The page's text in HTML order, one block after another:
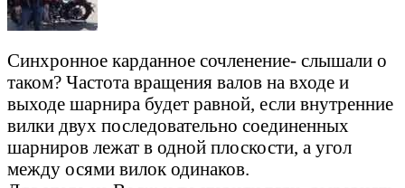
Синхронное карданное сочленение- слышали о
таком? Частота вращения валов на входе и
выходе шарнира будет равной, если внутренние
вилки двух последовательно соединенных
шарниров лежат в одной плоскости, а угол
между осями вилок одинаков.